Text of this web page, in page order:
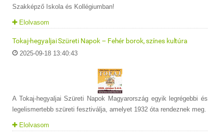
Szakképző Iskola és Kollégiumban!
Elolvasom
Tokaj-hegyaljai Szüreti Napok – Fehér borok, színes kultúra
2025-09-18 13:40:43
A Tokaj-hegyaljai Szüreti Napok Magyarország egyik legrégebbi és
legelismertebb szüreti fesztiválja, amelyet 1932 óta rendeznek meg.
Elolvasom